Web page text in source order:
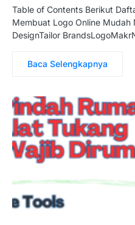
Table of Contents Berikut
Membuat Logo Online Mudah
DesignTailor
Baca Selengkapnya